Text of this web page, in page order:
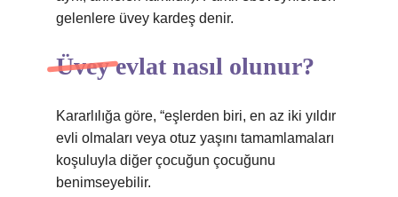
gelenlere üvey kardeş denir.
Üvey evlat nasıl olunur?
Kararlılığa göre, “eşlerden biri, en az iki yıldır
evli olmaları veya otuz yaşını tamamlamaları
koşuluyla diğer çocuğun çocuğunu
benimseyebilir.